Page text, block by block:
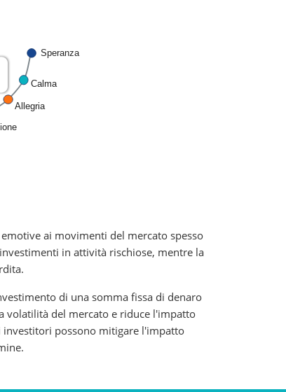
ai movimenti del mercato spesso
in attività rischiose, mentre la
di una somma fissa di denaro
volatilità del mercato e riduce l'impatto
possono mitigare l'impatto